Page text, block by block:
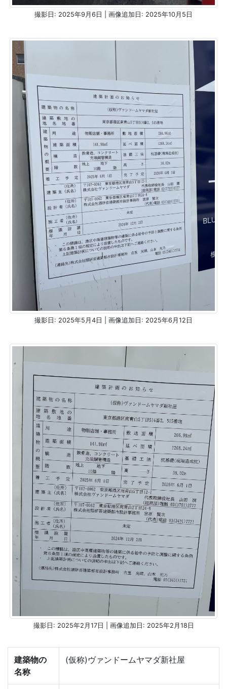
撮影日: 2025年9月6日 | 画像追加日: 2025年10月5日
撮影日: 2025年5月4日 | 画像追加日: 2025年6月12日
撮影日: 2025年2月17日 | 画像追加日: 2025年2月18日
建築物の
名称
(仮称)ヴァンドームヤマダ新社屋